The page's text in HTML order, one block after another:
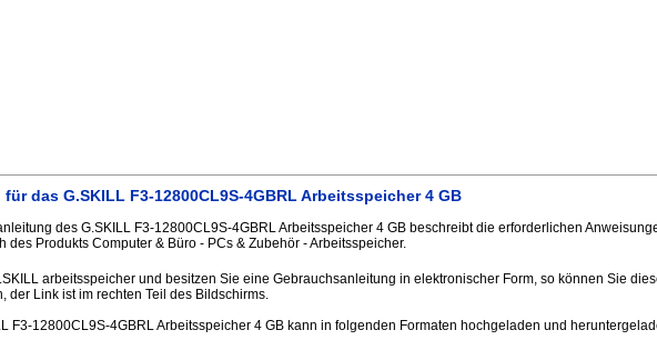
das G.SKILL F3-12800CL9S-4GBRL Arbeitsspeicher 4 GB
des G.SKILL F3-12800CL9S-4GBRL Arbeitsspeicher 4 GB beschreibt die erforderlichen
des Produkts Computer & Büro - PCs & Zubehör - Arbeitsspeicher.
arbeitsspeicher und besitzen Sie eine Gebrauchsanleitung in elektronischer Form, so können Sie
der Link ist im rechten Teil des Bildschirms.
F3-12800CL9S-4GBRL Arbeitsspeicher 4 GB kann in folgenden Formaten hochgeladen und